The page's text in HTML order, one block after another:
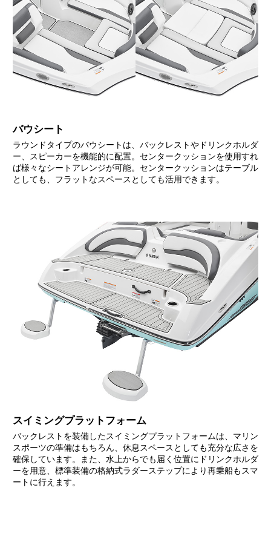
バウシート
ラウンドタイプのバウシートは、バックレストやドリンクホルダ
ー、スピーカーを機能的に配置。センタークッションを使用すれ
ば様々なシートアレンジが可能。センタークッションはテーブル
としても、フラットなスペースとしても活用できます。
スイミングプラットフォーム
バックレストを装備したスイミングプラットフォームは、マリン
スポーツの準備はもちろん、休息スペースとしても充分な広さを
確保しています。また、水上からでも届く位置にドリンクホルダ
ーを用意、標準装備の格納式ラダーステップにより再乗船もスマ
ートに行えます。